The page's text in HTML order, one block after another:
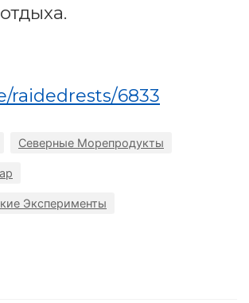
raidedrests/6833
Северные Морепродукты
Эксперименты